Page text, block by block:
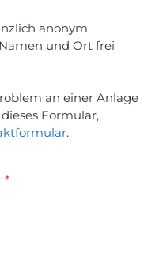
anonym
und Ort frei
an einer Anlage
Formular,
.
*